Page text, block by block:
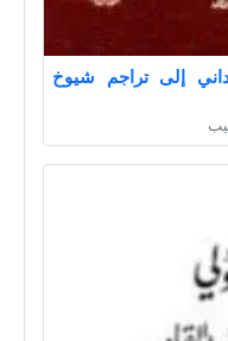
إلى تراجم شيوخ